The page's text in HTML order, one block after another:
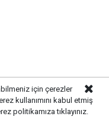
için çerezler
kullanımını kabul etmiş
politikamıza tıklayınız.